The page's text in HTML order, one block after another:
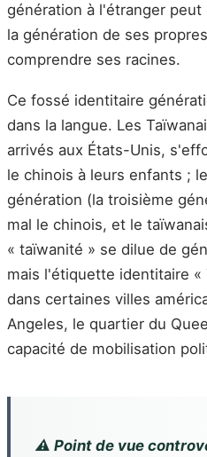
génération à l'étranger
la génération de ses
comprendre ses racines.
Ce fossé identitaire
dans la langue. Les
arrivés aux États-Unis,
le chinois à leurs enfants ;
génération (la troisième
mal le chinois, et le
« taïwanité » se dilue de
mais l'étiquette identitaire «
dans certaines villes
Angeles, le quartier du
capacité de mobilisation
⚠️ Point de vue